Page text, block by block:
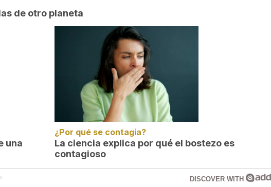
de otro planeta
una
¿Por qué se contagia?
La ciencia explica por qué el bostezo es
contagioso
DISCOVER WITH